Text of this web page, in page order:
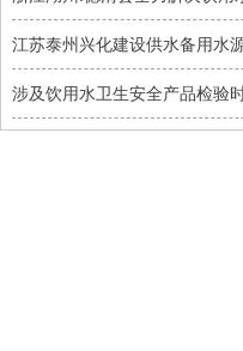
江苏泰州兴化建设供水备用水
涉及饮用水卫生安全产品检验